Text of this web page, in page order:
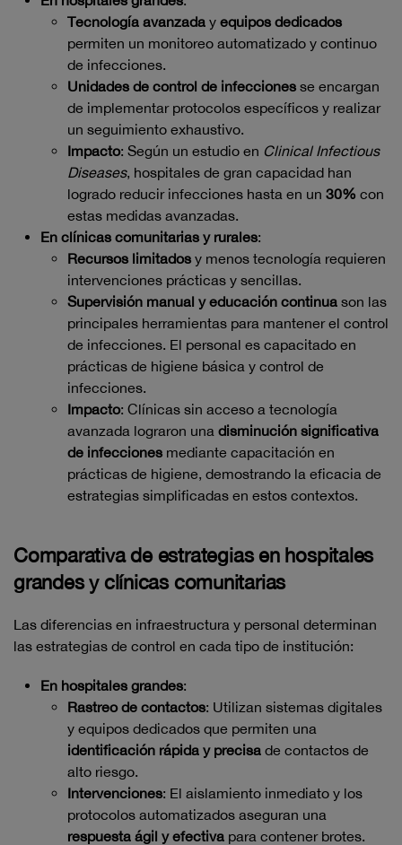
Tecnología avanzada y equipos dedicados
permiten un monitoreo automatizado y continuo
de infecciones.
Unidades de control de infecciones se encargan
de implementar protocolos específicos y realizar
un seguimiento exhaustivo.
Impacto: Según un estudio en Clinical Infectious
Diseases, hospitales de gran capacidad han
logrado reducir infecciones hasta en un 30% con
estas medidas avanzadas.
En clínicas comunitarias y rurales:
Recursos limitados y menos tecnología requieren
intervenciones prácticas y sencillas.
Supervisión manual y educación continua son las
principales herramientas para mantener el control
de infecciones. El personal es capacitado en
prácticas de higiene básica y control de
infecciones.
Impacto: Clínicas sin acceso a tecnología
avanzada lograron una disminución significativa
de infecciones mediante capacitación en
prácticas de higiene, demostrando la eficacia de
estrategias simplificadas en estos contextos.
Comparativa de estrategias en hospitales
grandes y clínicas comunitarias
Las diferencias en infraestructura y personal determinan
las estrategias de control en cada tipo de institución:
En hospitales grandes:
Rastreo de contactos: Utilizan sistemas digitales
y equipos dedicados que permiten una
identificación rápida y precisa de contactos de
alto riesgo.
Intervenciones: El aislamiento inmediato y los
protocolos automatizados aseguran una
respuesta ágil y efectiva para contener brotes.